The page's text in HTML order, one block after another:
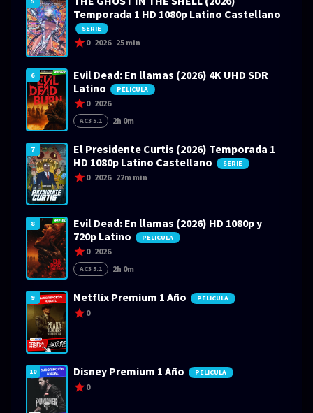
Temporada 1 HD 1080p Latino Castellano
SERIE
0 2026 25 min
6
Evil Dead: En llamas (2026) 4K UHD SDR
Latino
PELICULA
0 2026
AC3 5.1 2h 0m
7
El Presidente Curtis (2026) Temporada 1
HD 1080p Latino Castellano
SERIE
0 2026 22m min
8
Evil Dead: En llamas (2026) HD 1080p y
720p Latino
PELICULA
0 2026
AC3 5.1 2h 0m
9 Netflix Premium 1 Año PELICULA
0
10 Disney Premium 1 Año PELICULA
0